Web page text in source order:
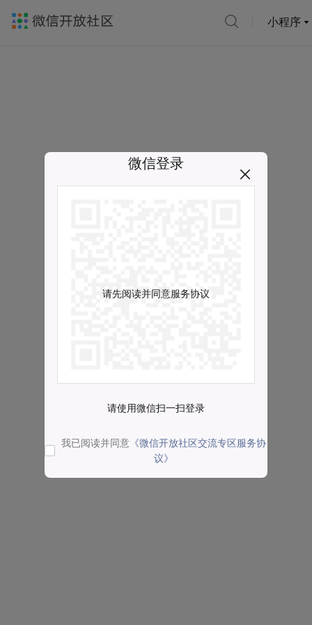
小程序
微信登录
请先阅读并同意服务协议
请使用微信扫一扫登录
我已阅读并同意 《微信开放社区交流专区服务协
议》